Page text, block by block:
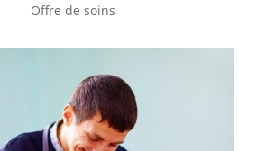
Offre de soins